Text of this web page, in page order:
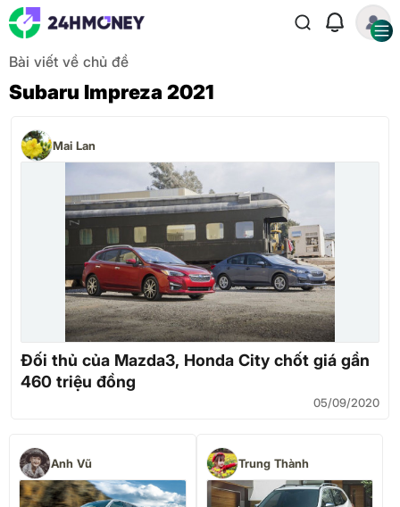
Bài viết về chủ đề
Subaru Impreza 2021
Mai Lan
Đối thủ của Mazda3, Honda City chốt giá gần
460 triệu đồng
05/09/2020
Anh Vũ Trung Thành